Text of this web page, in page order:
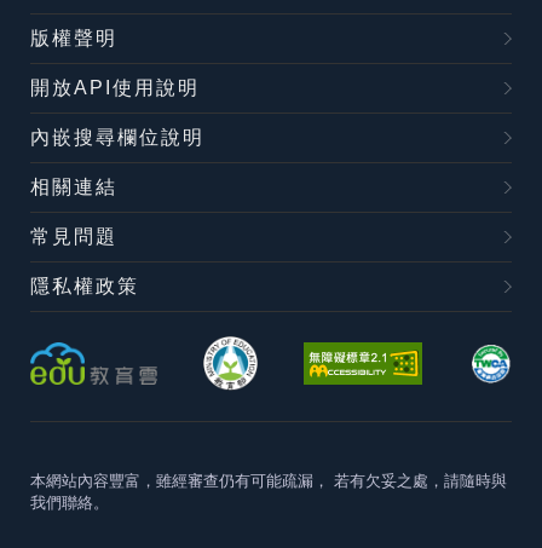
版權聲明
開放API使用說明
內嵌搜尋欄位說明
相關連結
常見問題
隱私權政策
本網站內容豐富，雖經審查仍有可能疏漏， 若有欠妥之處，請隨時與
我們聯絡。